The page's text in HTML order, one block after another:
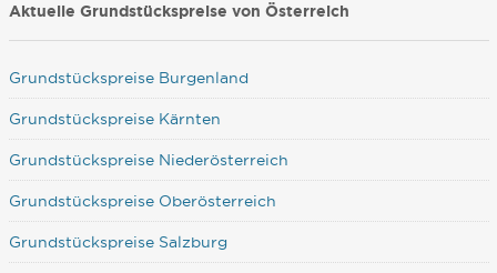
Aktuelle Grundstückspreise von Österreich
Grundstückspreise Burgenland
Grundstückspreise Kärnten
Grundstückspreise Niederösterreich
Grundstückspreise Oberösterreich
Grundstückspreise Salzburg